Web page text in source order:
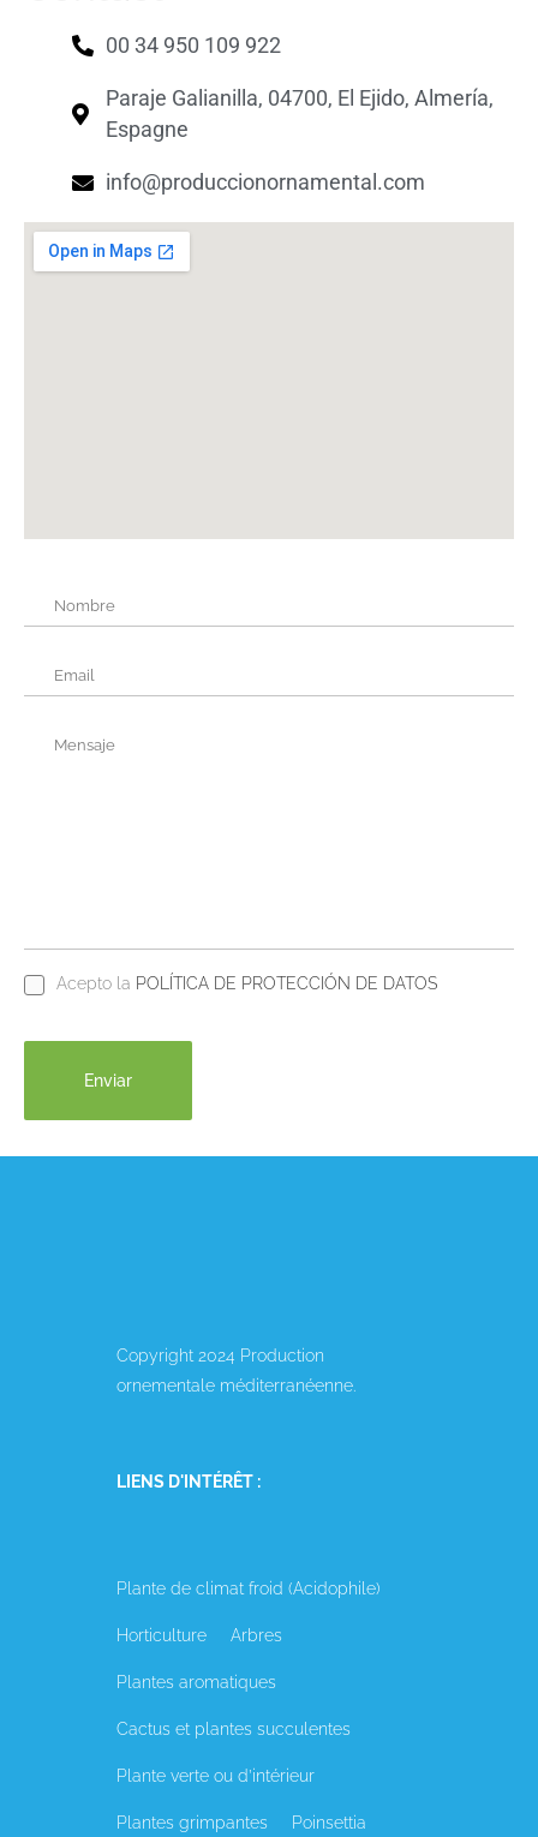
00 34 950 109 922
Paraje Galianilla, 04700, El Ejido, Almería,
Espagne
info@produccionornamental.com
Acepto la POLÍTICA DE PROTECCIÓN DE DATOS
Copyright 2024 Production
ornementale méditerranéenne.
LIENS D'INTÉRÊT :
Plante de climat froid (Acidophile)
Horticulture Arbres
Plantes aromatiques
Cactus et plantes succulentes
Plante verte ou d’intérieur
Plantes grimpantes Poinsettia